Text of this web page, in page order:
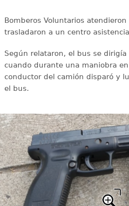
Bomberos Voluntarios
trasladaron a un centro
Según relataron, el bus se dirigía
cuando durante una maniobra
conductor del camión disparó y
el bus.